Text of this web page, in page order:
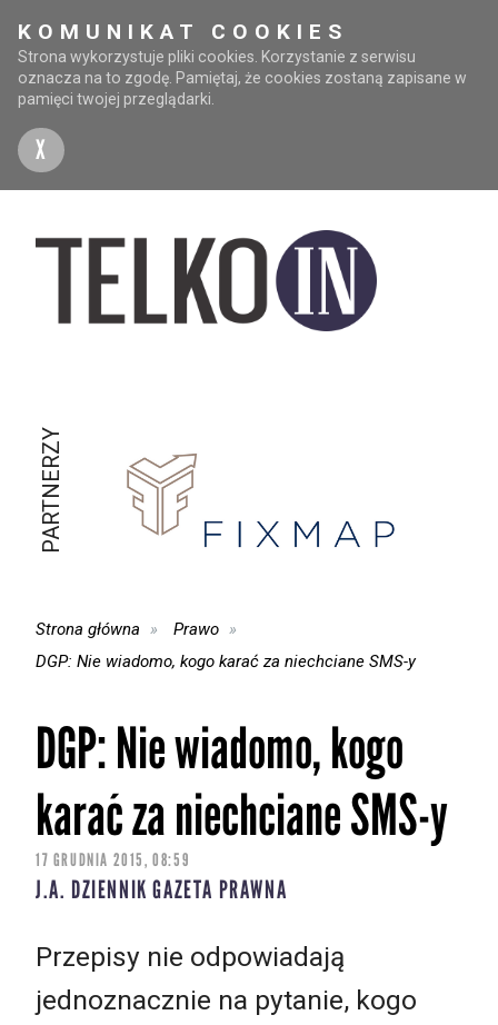
KOMUNIKAT COOKIES
Strona wykorzystuje pliki cookies. Korzystanie z serwisu
oznacza na to zgodę. Pamiętaj, że cookies zostaną zapisane w
pamięci twojej przeglądarki.
X
PARTNERZY
Strona główna
Prawo
DGP: Nie wiadomo, kogo karać za niechciane SMS-y
DGP: Nie wiadomo, kogo
karać za niechciane SMS-y
17 GRUDNIA 2015, 08:59
J.A. DZIENNIK GAZETA PRAWNA
Przepisy nie odpowiadają
jednoznacznie na pytanie, kogo